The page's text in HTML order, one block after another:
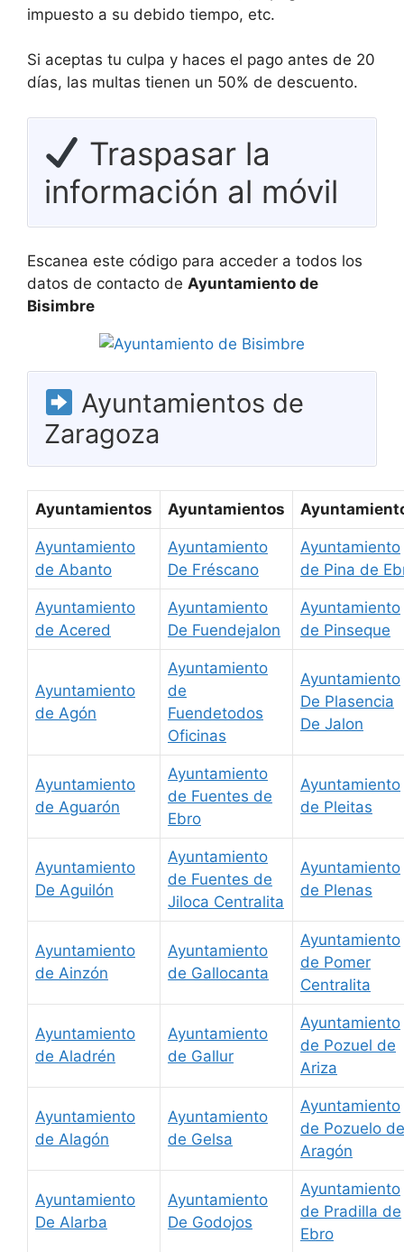
impuesto a su debido tiempo, etc.
Si aceptas tu culpa y haces el pago antes de 20
días, las multas tienen un 50% de descuento.
Traspasar la
información al móvil
Escanea este código para acceder a todos los
datos de contacto de Ayuntamiento de
Bisimbre
Ayuntamientos de
Zaragoza
Ayuntamientos Ayuntamientos
Ayuntamiento
de Abanto
Ayuntamiento
De Fréscano
Ayuntamiento
de Pina de
Ayuntamiento
de Acered
Ayuntamiento
De Fuendejalon
Ayuntamiento
de Pinseque
Ayuntamiento
de Agón
Ayuntamiento
de
Fuendetodos
Oficinas
Ayuntamiento
De Plasencia
De Jalon
Ayuntamiento
de Aguarón
Ayuntamiento
de Fuentes de
Ebro
Ayuntamiento
de Pleitas
Ayuntamiento
De Aguilón
Ayuntamiento
de Fuentes de
Jiloca Centralita
Ayuntamiento
de Plenas
Ayuntamiento
de Ainzón
Ayuntamiento
de Gallocanta
Ayuntamiento
de Pomer
Centralita
Ayuntamiento
de Aladrén
Ayuntamiento
de Gallur
Ayuntamiento
de Pozuel de
Ariza
Ayuntamiento
de Alagón
Ayuntamiento
de Gelsa
Ayuntamiento
de Pozuelo de
Aragón
Ayuntamiento
De Alarba
Ayuntamiento
De Godojos
Ayuntamiento
de Pradilla de
Ebro